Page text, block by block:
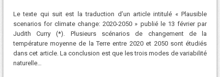
Le texte qui suit est la traduction d’un article intitulé « Plausible
scenarios for climate change: 2020-2050 » publié le 13 février par
Judith Curry (*). Plusieurs scénarios de changement de la
température moyenne de la Terre entre 2020 et 2050 sont étudiés
dans cet article. La conclusion est que les trois modes de variabilité
naturelle…